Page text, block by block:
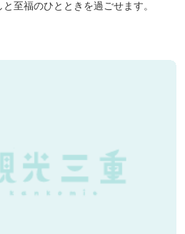
至福のひとときを過ごせます。